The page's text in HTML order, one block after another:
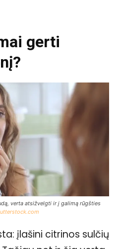
gerti
verta atsižvelgti ir į galimą rūgšties
įlašini citrinos sulčių